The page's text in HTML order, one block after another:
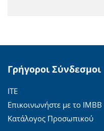
Γρήγοροι Σύνδεσμοι
ΙΤΕ
Επικοινωνήστε με το ΙΜΒΒ
Κατάλογος Προσωπικού